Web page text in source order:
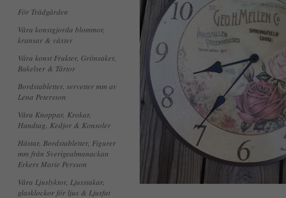
För Trädgården
Våra konstgjorda blommor,
kransar & växter
Våra konst Frukter, Grönsaker,
Bakelser & Tårtor
Bordstabletter, servetter mm av
Lena Petersson
Våra Knoppar, Krokar,
Handtag, Kedjor & Konsoler
Hästar, Bordstabletter, Figurer
mm från Sverigealmanackan
Erkers Marie Persson
Våra Ljuslyktor, Ljusstakar,
glasklockor för ljus & Ljusfat